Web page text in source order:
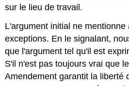
sur le lieu de travail.
L'argument initial ne mentionne
exceptions. En le signalant,
que l'argument tel qu'il est
S'il n'est pas toujours vrai que
Amendement garantit la liberté